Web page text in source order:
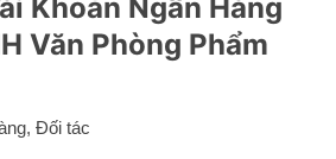
Khoản Ngân Hàng
Văn Phòng Phẩm
Đối tác